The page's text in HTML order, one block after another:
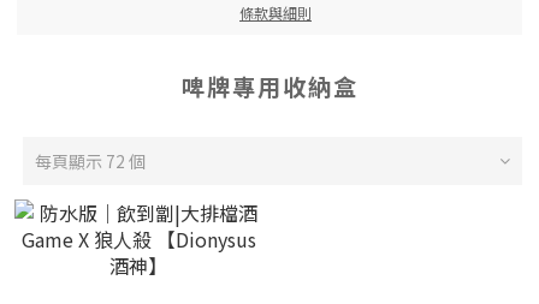
條款與細則
啤牌專用收納盒
每頁顯示 72 個